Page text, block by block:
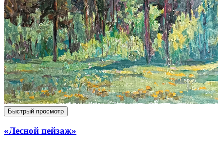
Быстрый просмотр
«Лесной пейзаж»